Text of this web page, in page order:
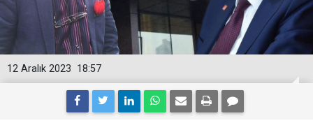
18:57
12 Aralık 2023